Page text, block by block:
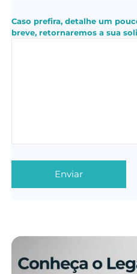
Caso prefira, detalhe um
breve, retornaremos a sua